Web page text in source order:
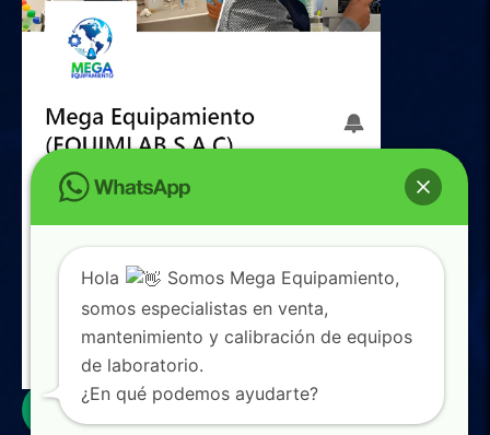
Hola
Somos Mega Equipamiento,
somos especialistas en venta,
mantenimiento y calibración de equipos
de laboratorio.
¿En qué podemos ayudarte?